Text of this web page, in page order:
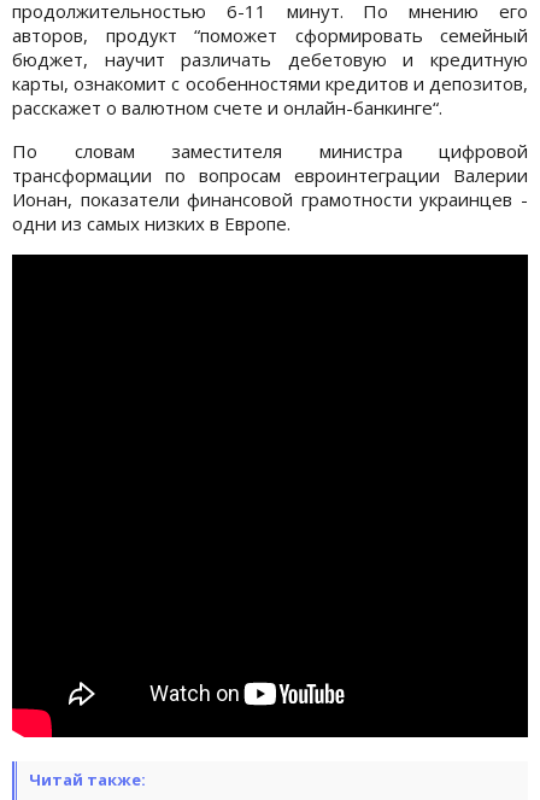
продолжительностью 6-11 минут. По мнению его
авторов, продукт “поможет сформировать семейный
бюджет, научит различать дебетовую и кредитную
карты, ознакомит с особенностями кредитов и депозитов,
расскажет о валютном счете и онлайн-банкинге“.
По словам заместителя министра цифровой
трансформации по вопросам евроинтеграции Валерии
Ионан, показатели финансовой грамотности украинцев -
одни из самых низких в Европе.
Читай также: